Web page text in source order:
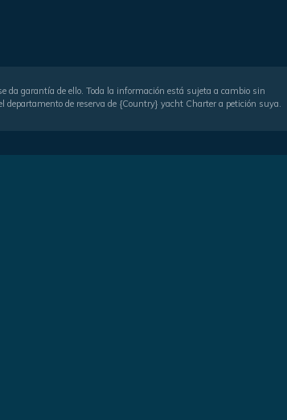
da garantía de ello. Toda la información está sujeta a cambio sin
departamento de reserva de {Country} yacht Charter a petición suya.